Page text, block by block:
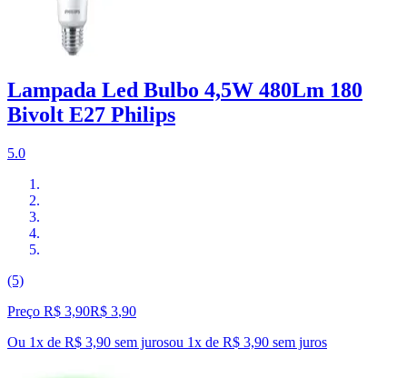
Lampada Led Bulbo 4,5W 480Lm 180
Bivolt E27 Philips
5.0
(5)
Preço R$ 3,90R$ 3,90
Ou 1x de R$ 3,90 sem jurosou 1x de R$ 3,90 sem juros